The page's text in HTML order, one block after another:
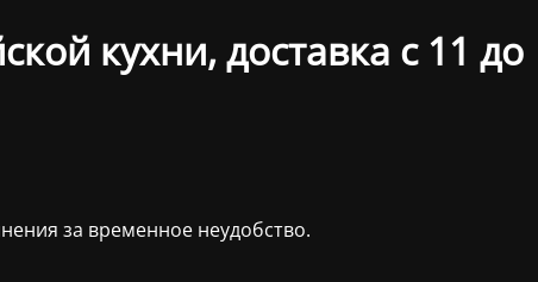
кухни, доставка с 11 до
за временное неудобство.